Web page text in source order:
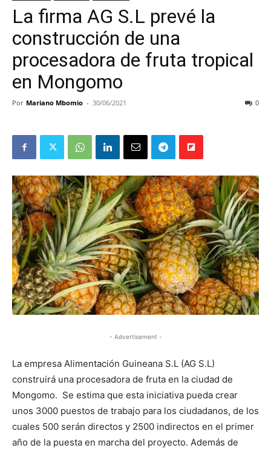
La firma AG S.L prevé la
construcción de una
procesadora de fruta tropical
en Mongomo
Por Mariano Mbomio - 30/06/2021 0
- Advertisement -
La empresa Alimentación Guineana S.L (AG S.L)
construirá una procesadora de fruta en la ciudad de
Mongomo. Se estima que esta iniciativa pueda crear
unos 3000 puestos de trabajo para los ciudadanos, de los
cuales 500 serán directos y 2500 indirectos en el primer
año de la puesta en marcha del proyecto. Además de